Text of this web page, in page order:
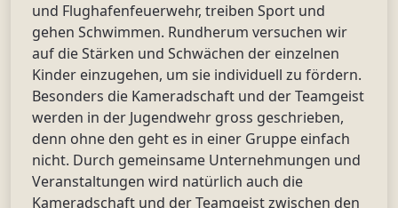
und Flughafenfeuerwehr, treiben Sport und
gehen Schwimmen. Rundherum versuchen wir
auf die Stärken und Schwächen der einzelnen
Kinder einzugehen, um sie individuell zu fördern.
Besonders die Kameradschaft und der Teamgeist
werden in der Jugendwehr gross geschrieben,
denn ohne den geht es in einer Gruppe einfach
nicht. Durch gemeinsame Unternehmungen und
Veranstaltungen wird natürlich auch die
Kameradschaft und der Teamgeist zwischen den